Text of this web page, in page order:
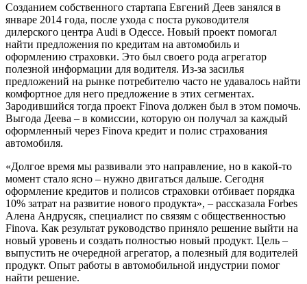
Созданием собственного стартапа Евгений Деев занялся в
январе 2014 года, после ухода с поста руководителя
дилерского центра Audi в Одессе. Новый проект помогал
найти предложения по кредитам на автомобиль и
оформлению страховки. Это был своего рода агрегатор
полезной информации для водителя. Из-за засилья
предложений на рынке потребителю часто не удавалось найти
комфортное для него предложение в этих сегментах.
Зародившийся тогда проект Finova должен был в этом помочь.
Выгода Деева – в комиссии, которую он получал за каждый
оформленный через Finova кредит и полис страхования
автомобиля.
«Долгое время мы развивали это направление, но в какой-то
момент стало ясно – нужно двигаться дальше. Сегодня
оформление кредитов и полисов страховки отбивает порядка
10% затрат на развитие нового продукта», – рассказала Forbes
Алена Андрусяк, специалист по связям с общественностью
Finova. Как результат руководство приняло решение выйти на
новый уровень и создать полностью новый продукт. Цель –
выпустить не очередной агрегатор, а полезный для водителей
продукт. Опыт работы в автомобильной индустрии помог
найти решение.